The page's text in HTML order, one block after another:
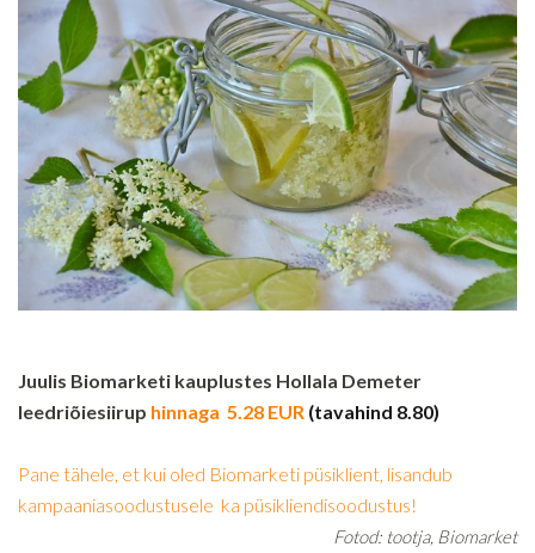
Juulis Biomarketi kauplustes Hollala Demeter
leedriõiesiirup hinnaga 5.28 EUR (tavahind 8.80)
Pane tähele, et kui oled Biomarketi püsiklient, lisandub
kampaaniasoodustusele ka püsikliendisoodustus!
Fotod: tootja, Biomarket